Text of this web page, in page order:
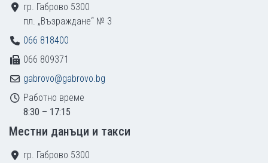
гр. Габрово 5300
пл. „Възраждане“ № 3
066 818400
066 809371
gabrovo@gabrovo.bg
Работно време
8:30 – 17:15
Местни данъци и такси
гр. Габрово 5300